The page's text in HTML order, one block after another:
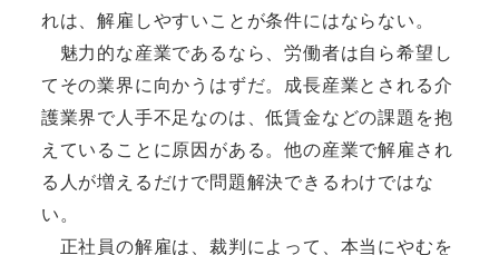
れは、解雇しやすいことが条件にはならない。
魅力的な産業であるなら、労働者は自ら希望し
てその業界に向かうはずだ。成長産業とされる介
護業界で人手不足なのは、低賃金などの課題を抱
えていることに原因がある。他の産業で解雇され
る人が増えるだけで問題解決できるわけではな
い。
正社員の解雇は、裁判によって、本当にやむを